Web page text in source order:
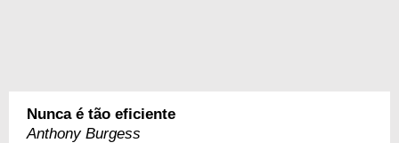
Nunca é tão eficiente
Anthony Burgess